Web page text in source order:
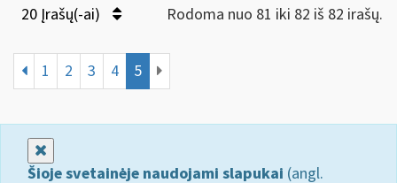
20 Įrašų(-ai) Rodoma nuo 81 iki 82 iš 82 irašų.
1 2 3 4 5
Šioje svetainėje naudojami slapukai (angl.